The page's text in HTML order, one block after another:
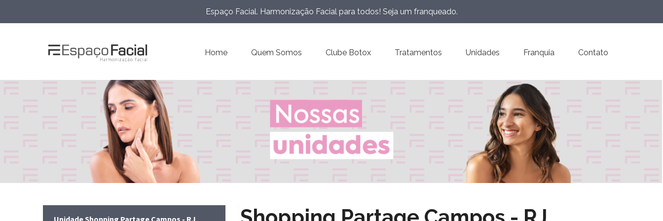
Espaço Facial. Harmonização Facial para todos! Seja um franqueado.
Home Quem Somos Clube Botox Tratamentos Unidades Franquia Contato